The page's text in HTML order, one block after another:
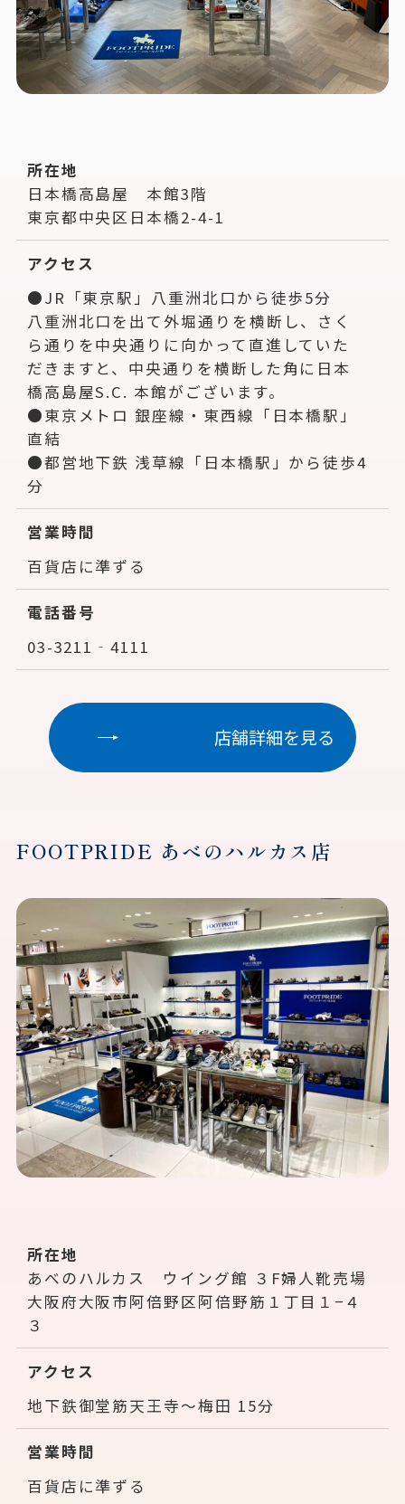
所在地
日本橋高島屋 本館3階
東京都中央区日本橋2-4-1
アクセス
●JR「東京駅」八重洲北口から徒歩5分
八重洲北口を出て外堀通りを横断し、さく
ら通りを中央通りに向かって直進していた
だきますと、中央通りを横断した角に日本
橋高島屋S.C. 本館がございます。
●東京メトロ 銀座線・東西線「日本橋駅」
直結
●都営地下鉄 浅草線「日本橋駅」から徒歩4
分
営業時間
百貨店に準ずる
電話番号
03-3211‐4111
店舗詳細を見る
FOOTPRIDE あべのハルカス店
所在地
あべのハルカス ウイング館 ３F婦人靴売場
大阪府大阪市阿倍野区阿倍野筋１丁目１−４
３
アクセス
地下鉄御堂筋天王寺～梅田 15分
営業時間
百貨店に準ずる